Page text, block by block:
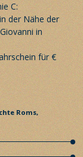
C:
der Nähe der
in
für €
Roms,